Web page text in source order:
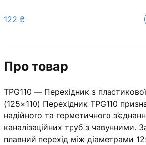
122 ₴
Про товар
TPG110 — Перехідник з
(125×110) Перехідник TPG110
надійного та герметичного
каналізаційних труб з чавунними.
плавний перехід між діаметрами